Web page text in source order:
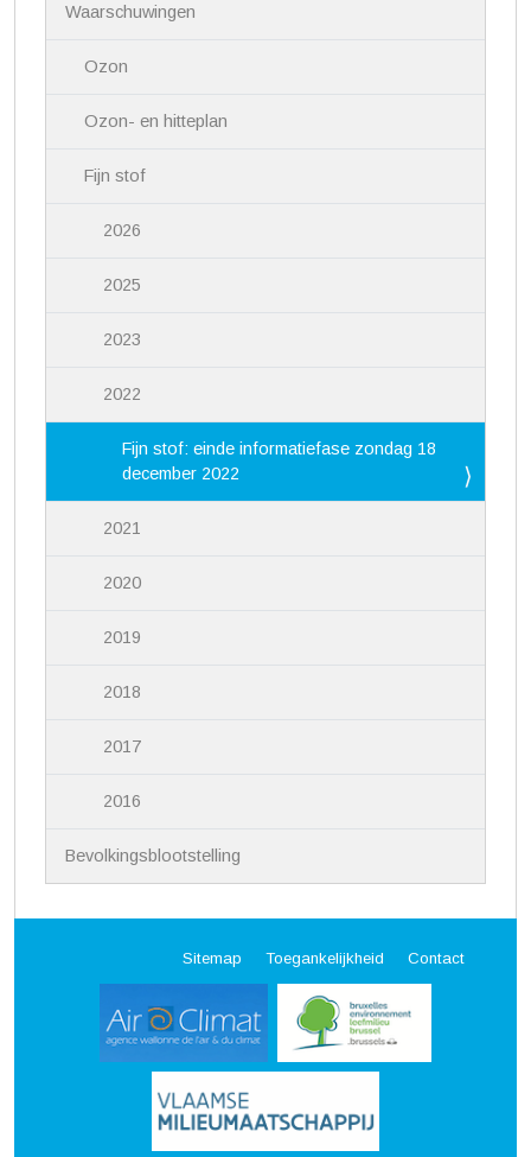
Waarschuwingen
Ozon
Ozon- en hitteplan
Fijn stof
2026
2025
2023
2022
Fijn stof: einde informatiefase zondag 18
december 2022
2021
2020
2019
2018
2017
2016
Bevolkingsblootstelling
Sitemap Toegankelijkheid Contact